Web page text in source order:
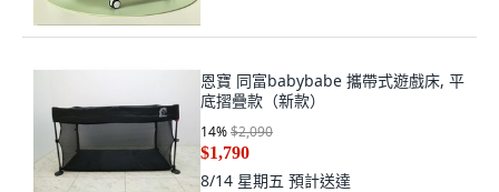
恩寶 同富babybabe 攜帶式遊戲床, 平
底摺疊款（新款）
14%$2,090
$1,790
8/14 星期五 預計送達